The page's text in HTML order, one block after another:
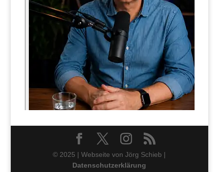
© 2025 | Webseite von Jörg Schieb |
Datenschutzerklärung